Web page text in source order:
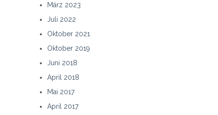
März 2023
Juli 2022
Oktober 2021
Oktober 2019
Juni 2018
April 2018
Mai 2017
April 2017